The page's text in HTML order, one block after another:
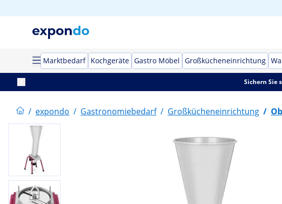
Marktbedarf Kochgeräte Gastro Möbel Großkücheneinrichtung
Sichern Sie
/ expondo / Gastronomiebedarf / Großkücheneinrichtung /